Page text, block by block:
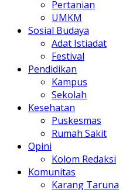
Pertanian
UMKM
Sosial Budaya
Adat Istiadat
Festival
Pendidikan
Kampus
Sekolah
Kesehatan
Puskesmas
Rumah Sakit
Opini
Kolom Redaksi
Komunitas
Karang Taruna